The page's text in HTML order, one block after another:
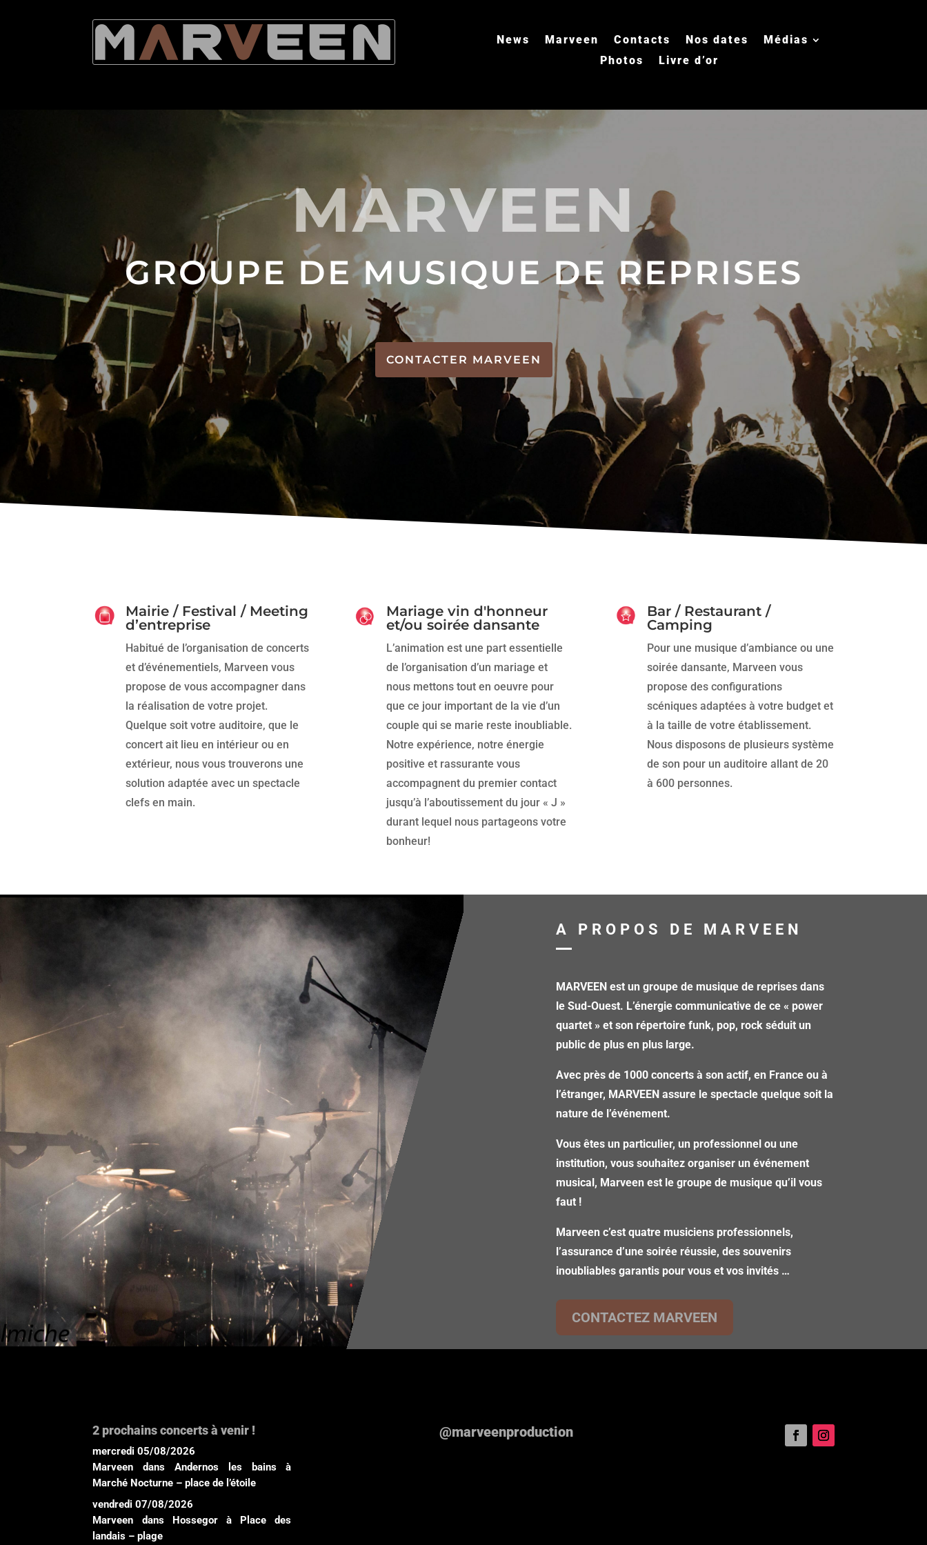
News Marveen Contacts Nos dates
Médias
Photos
Livre d’or
MARVEEN
GROUPE DE MUSIQUE DE REPRISES
CONTACTER MARVEEN
Mairie / Festival / Meeting
d’entreprise
Habitué de l’organisation de concerts
et d’événementiels, Marveen vous
propose de vous accompagner dans
la réalisation de votre projet.
Quelque soit votre auditoire, que le
concert ait lieu en intérieur ou en
extérieur, nous vous trouverons une
solution adaptée avec un spectacle
clefs en main.
Mariage vin d'honneur
et/ou soirée dansante
L’animation est une part essentielle
de l’organisation d’un mariage et
nous mettons tout en oeuvre pour
que ce jour important de la vie d’un
couple qui se marie reste inoubliable.
Notre expérience, notre énergie
positive et rassurante vous
accompagnent du premier contact
jusqu’à l’aboutissement du jour « J »
durant lequel nous partageons votre
bonheur!
Bar / Restaurant /
Camping
Pour une musique d’ambiance ou une
soirée dansante, Marveen vous
propose des configurations
scéniques adaptées à votre budget et
à la taille de votre établissement.
Nous disposons de plusieurs système
de son pour un auditoire allant de 20
à 600 personnes.
A PROPOS DE MARVEEN
MARVEEN est un groupe de musique de reprises dans
le Sud-Ouest. L’énergie communicative de ce « power
quartet » et son répertoire funk, pop, rock séduit un
public de plus en plus large.
Avec près de 1000 concerts à son actif, en France ou à
l’étranger, MARVEEN assure le spectacle quelque soit la
nature de l’événement.
Vous êtes un particulier, un professionnel ou une
institution, vous souhaitez organiser un événement
musical, Marveen est le groupe de musique qu’il vous
faut !
Marveen c’est quatre musiciens professionnels,
l’assurance d’une soirée réussie, des souvenirs
inoubliables garantis pour vous et vos invités …
CONTACTEZ MARVEEN
2 prochains concerts à venir !
mercredi 05/08/2026
Marveen
dans Andernos les bains
à
Marché Nocturne – place de l’étoile
vendredi 07/08/2026
Marveen
dans Hossegor à
Place des
landais – plage
@marveenproduction